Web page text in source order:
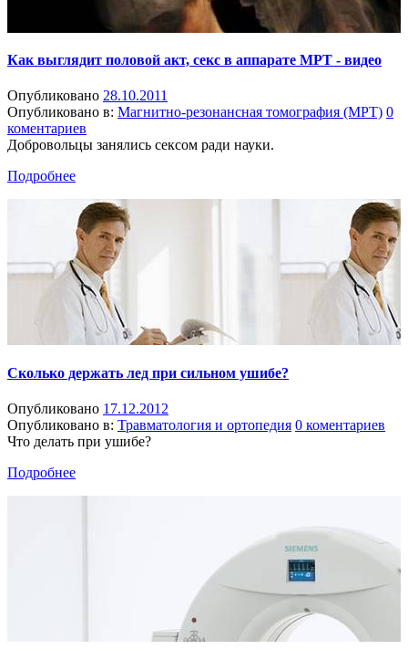
Как выглядит половой акт, секс в аппарате МРТ - видео
Опубликовано 28.10.2011
Опубликовано в: Магнитно-резонансная томография (МРТ) 0
коментариев
Добровольцы занялись сексом ради науки.
Подробнее
Сколько держать лед при сильном ушибе?
Опубликовано 17.12.2012
Опубликовано в: Травматология и ортопедия 0 коментариев
Что делать при ушибе?
Подробнее